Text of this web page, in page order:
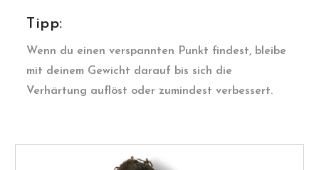
Tipp:
Wenn du einen verspannten Punkt findest, bleibe
mit deinem Gewicht darauf bis sich die
Verhärtung auflöst oder zumindest verbessert.